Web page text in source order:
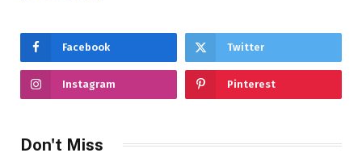
Facebook Twitter
Instagram Pinterest
Don't Miss